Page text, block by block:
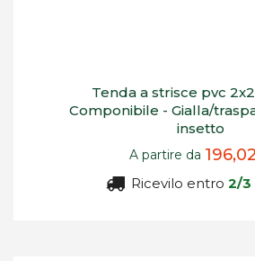
Tenda a strisce pvc
Componibile - Gialla/
insetto
A partire da
Ricevilo entro 2/3